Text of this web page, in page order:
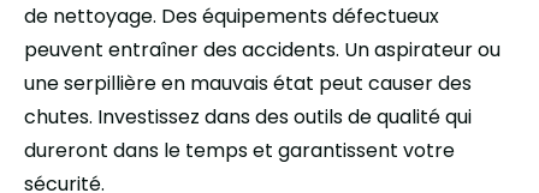
de nettoyage. Des équipements défectueux
peuvent entraîner des accidents. Un aspirateur ou
une serpillière en mauvais état peut causer des
chutes. Investissez dans des outils de qualité qui
dureront dans le temps et garantissent votre
sécurité.